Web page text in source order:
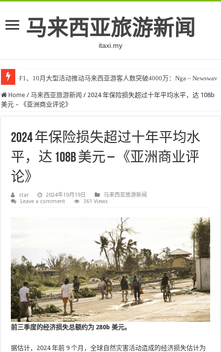
马来西亚旅游新闻
itaxi.my
F1、10月大型活动推动马来西亚游客人数突破4000万：Nga – Newswav
Home / 马来西亚旅游新闻 / 2024 年保险损失超过十年平均水平，达 108b
美元 – 《亚洲商业评论》
2024 年保险损失超过十年平均水
平，达 108b 美元 – 《亚洲商业评
论》
star 2024年10月19日
马来西亚旅游新闻
Leave a comment
361 Views
前三季度的经济损失总额约为 280b 美元。
据估计，2024 年前 9 个月，全球自然灾害活动造成的经济损失估计为